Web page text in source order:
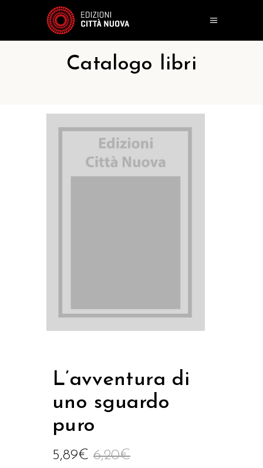
Catalogo libri
L’avventura di
uno sguardo
puro
6,20€
5,89€